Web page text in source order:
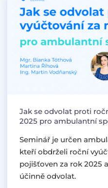
Jak se odvolat proti
2025 pro ambulantní
Seminář je určen
kteří obdrželi roční
pojišťoven za rok 2025
účinně odvolat.